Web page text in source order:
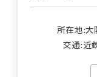
所在地:大
交通:近